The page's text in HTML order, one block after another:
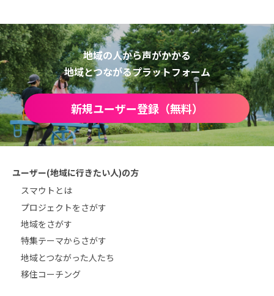
地域の人から声がかかる
地域とつながるプラットフォーム
新規ユーザー登録（無料）
ユーザー(地域に行きたい人)の方
スマウトとは
プロジェクトをさがす
地域をさがす
特集テーマからさがす
地域とつながった人たち
移住コーチング